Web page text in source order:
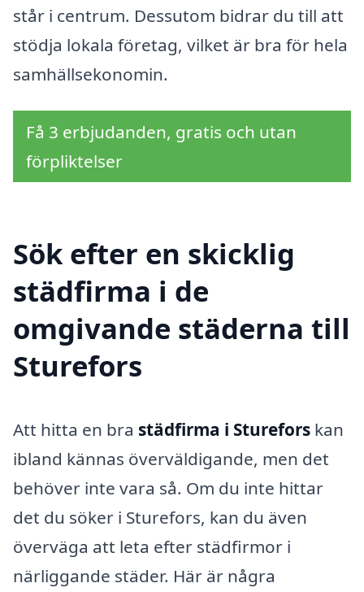
står i centrum. Dessutom bidrar du till att
stödja lokala företag, vilket är bra för hela
samhällsekonomin.
Få 3 erbjudanden, gratis och utan
förpliktelser
Sök efter en skicklig
städfirma i de
omgivande städerna till
Sturefors
Att hitta en bra städfirma i Sturefors kan
ibland kännas överväldigande, men det
behöver inte vara så. Om du inte hittar
det du söker i Sturefors, kan du även
överväga att leta efter städfirmor i
närliggande städer. Här är några